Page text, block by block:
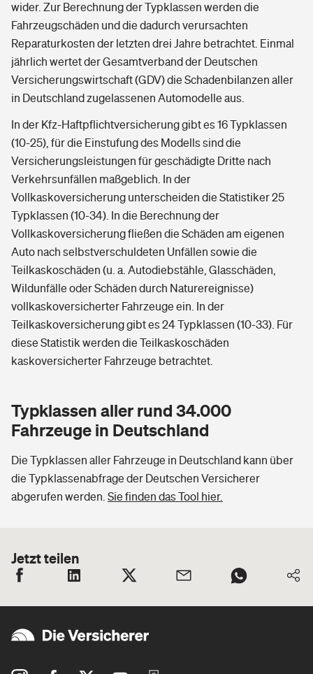
wider. Zur Berechnung der Typklassen werden die
Fahrzeugschäden und die dadurch verursachten
Reparaturkosten der letzten drei Jahre betrachtet. Einmal
jährlich wertet der Gesamtverband der Deutschen
Versicherungswirtschaft (GDV) die Schadenbilanzen aller
in Deutschland zugelassenen Automodelle aus.
In der Kfz-Haftpflichtversicherung gibt es 16 Typklassen
(10-25), für die Einstufung des Modells sind die
Versicherungsleistungen für geschädigte Dritte nach
Verkehrsunfällen maßgeblich. In der
Vollkaskoversicherung unterscheiden die Statistiker 25
Typklassen (10-34). In die Berechnung der
Vollkaskoversicherung fließen die Schäden am eigenen
Auto nach selbstverschuldeten Unfällen sowie die
Teilkaskoschäden (u. a. Autodiebstähle, Glasschäden,
Wildunfälle oder Schäden durch Naturereignisse)
vollkaskoversicherter Fahrzeuge ein. In der
Teilkaskoversicherung gibt es 24 Typklassen (10-33). Für
diese Statistik werden die Teilkaskoschäden
kaskoversicherter Fahrzeuge betrachtet.
Typklassen aller rund 34.000
Fahrzeuge in Deutschland
Die Typklassen aller Fahrzeuge in Deutschland kann über
die Typklassenabfrage der Deutschen Versicherer
abgerufen werden. Sie finden das Tool hier.
Jetzt teilen